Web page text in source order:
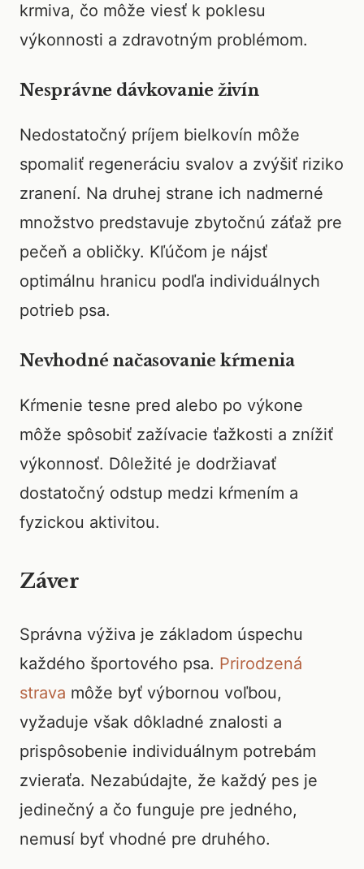
krmiva, čo môže viesť k poklesu
výkonnosti a zdravotným problémom.
Nesprávne dávkovanie živín
Nedostatočný príjem bielkovín môže
spomaliť regeneráciu svalov a zvýšiť riziko
zranení. Na druhej strane ich nadmerné
množstvo predstavuje zbytočnú záťaž pre
pečeň a obličky. Kľúčom je nájsť
optimálnu hranicu podľa individuálnych
potrieb psa.
Nevhodné načasovanie kŕmenia
Kŕmenie tesne pred alebo po výkone
môže spôsobiť zažívacie ťažkosti a znížiť
výkonnosť. Dôležité je dodržiavať
dostatočný odstup medzi kŕmením a
fyzickou aktivitou.
Záver
Správna výživa je základom úspechu
každého športového psa. Prirodzená
strava môže byť výbornou voľbou,
vyžaduje však dôkladné znalosti a
prispôsobenie individuálnym potrebám
zvieraťa. Nezabúdajte, že každý pes je
jedinečný a čo funguje pre jedného,
nemusí byť vhodné pre druhého.